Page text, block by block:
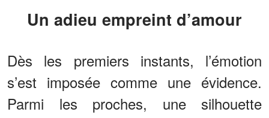
Un adieu empreint d’amour
Dès les premiers instants, l’émotion
s’est imposée comme une évidence.
Parmi les proches, une silhouette